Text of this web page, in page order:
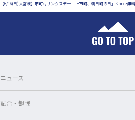
【6/16(日)大宮戦】市町村サンクスデー「上市町、朝日町の日」<br/>無
ニュース
試合・観戦